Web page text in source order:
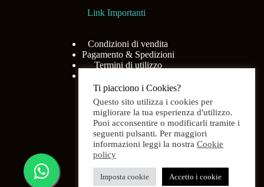
Link Importanti
Condizioni di vendita
Pagamento & Spedizioni
Termini di utilizzo
Menù
Shop
Ti piacciono i Cookies?
Questo sito utilizza i cookies per
migliorare la tua esperienza d'utilizzo.
Puoi acconsentire o modificarli tramite i
seguenti pulsanti. Per maggiori
informazioni leggi la nostra Cookie
policy
Imposta cookie Accetto i cookie